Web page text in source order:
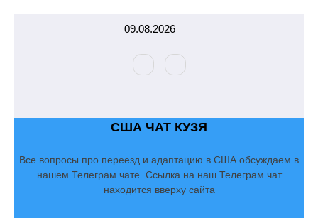
09.08.2026
США ЧАТ КУЗЯ
Все вопросы про переезд и адаптацию в США обсуждаем в
нашем Телеграм чате. Ссылка на наш Телеграм чат
находится вверху сайта